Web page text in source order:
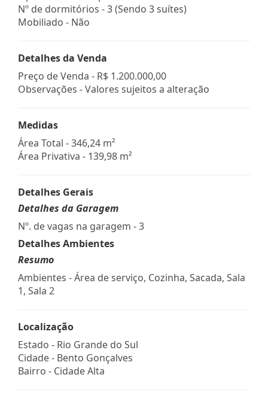
Nº de dormitórios - 3 (Sendo 3 suítes)
Mobiliado - Não
Detalhes da Venda
Preço de Venda - R$ 1.200.000,00
Observações - Valores sujeitos a alteração
Medidas
Área Total - 346,24 m²
Área Privativa - 139,98 m²
Detalhes Gerais
Detalhes da Garagem
Nº. de vagas na garagem - 3
Detalhes Ambientes
Resumo
Ambientes - Área de serviço, Cozinha, Sacada, Sala
1, Sala 2
Localização
Estado - Rio Grande do Sul
Cidade - Bento Gonçalves
Bairro - Cidade Alta